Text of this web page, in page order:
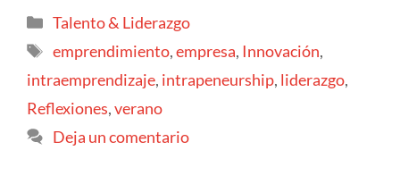
Talento & Liderazgo
emprendimiento,empresa, Innovación,
intraemprendizaje, intrapeneurship, liderazgo,
Reflexiones,verano
Deja un comentario